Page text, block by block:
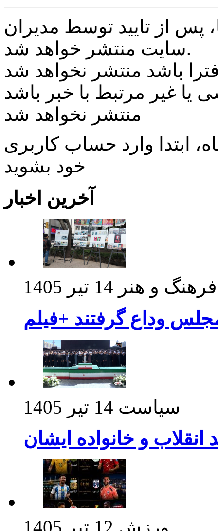
از تایید توسط مدیران
سایت منتشر خواهد شد.
یا غیر مرتبط با خبر باشد
منتشر نخواهد شد
ابتدا وارد حساب كاربری
خود بشويد
آخرین اخبار
فرهنگ و هنر 14 تیر 1405
وداع گرفتند +فیلم
سیاست 14 تیر 1405
انقلاب و خانواده ایشان